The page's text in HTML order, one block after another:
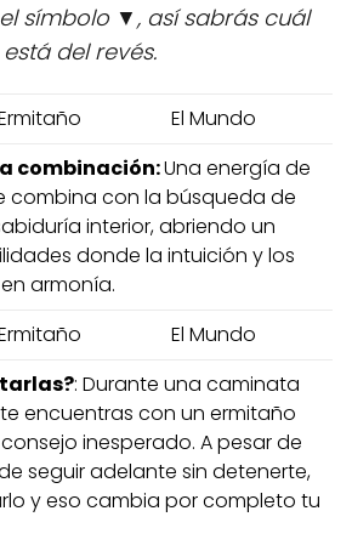
símbolo ▼, así sabrás cuál
está del revés.
El Mundo
combinación:Una energía de
combina con la búsqueda de
interior, abriendo un
donde la intuición y los
armonía.
El Mundo
: Durante una caminata
encuentras con un ermitaño
inesperado. A pesar de
seguir adelante sin detenerte,
y eso cambia por completo tu